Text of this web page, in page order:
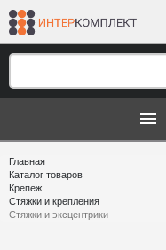
Главная
Каталог товаров
Крепеж
Стяжки и крепления
Стяжки и эксцентрики